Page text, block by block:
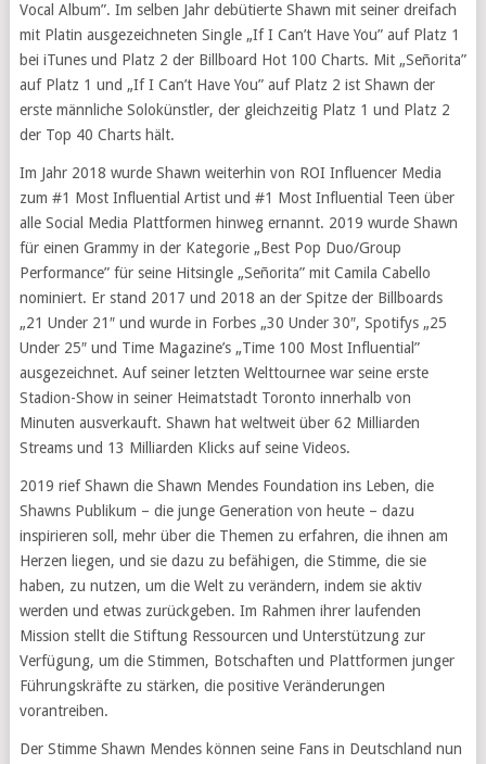
Vocal Album”. Im selben Jahr debütierte Shawn mit seiner dreifach
mit Platin ausgezeichneten Single „If I Can’t Have You” auf Platz 1
bei iTunes und Platz 2 der Billboard Hot 100 Charts. Mit „Señorita”
auf Platz 1 und „If I Can’t Have You” auf Platz 2 ist Shawn der
erste männliche Solokünstler, der gleichzeitig Platz 1 und Platz 2
der Top 40 Charts hält.
Im Jahr 2018 wurde Shawn weiterhin von ROI Influencer Media
zum #1 Most Influential Artist und #1 Most Influential Teen über
alle Social Media Plattformen hinweg ernannt. 2019 wurde Shawn
für einen Grammy in der Kategorie „Best Pop Duo/Group
Performance” für seine Hitsingle „Señorita” mit Camila Cabello
nominiert. Er stand 2017 und 2018 an der Spitze der Billboards
„21 Under 21″ und wurde in Forbes „30 Under 30″, Spotifys „25
Under 25″ und Time Magazine’s „Time 100 Most Influential”
ausgezeichnet. Auf seiner letzten Welttournee war seine erste
Stadion-Show in seiner Heimatstadt Toronto innerhalb von
Minuten ausverkauft. Shawn hat weltweit über 62 Milliarden
Streams und 13 Milliarden Klicks auf seine Videos.
2019 rief Shawn die Shawn Mendes Foundation ins Leben, die
Shawns Publikum – die junge Generation von heute – dazu
inspirieren soll, mehr über die Themen zu erfahren, die ihnen am
Herzen liegen, und sie dazu zu befähigen, die Stimme, die sie
haben, zu nutzen, um die Welt zu verändern, indem sie aktiv
werden und etwas zurückgeben. Im Rahmen ihrer laufenden
Mission stellt die Stiftung Ressourcen und Unterstützung zur
Verfügung, um die Stimmen, Botschaften und Plattformen junger
Führungskräfte zu stärken, die positive Veränderungen
vorantreiben.
Der Stimme Shawn Mendes können seine Fans in Deutschland nun